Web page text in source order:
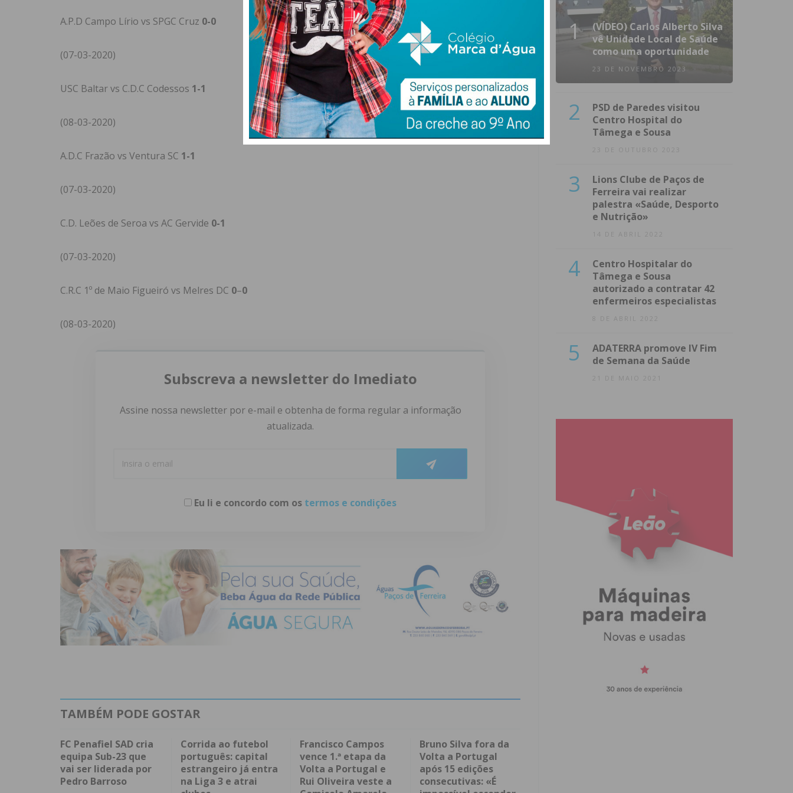
A.P.D Campo Lírio vs SPGC Cruz 0-0
(07-03-2020)
USC Baltar vs C.D.C Codessos 1-1
(08-03-2020)
A.D.C Frazão vs Ventura SC 1-1
(07-03-2020)
C.D. Leões de Seroa vs AC Gervide 0-1
(07-03-2020)
C.R.C 1º de Maio Figueiró vs Melres DC 0–0
(08-03-2020)
Subscreva a newsletter do Imediato
Assine nossa newsletter por e-mail e obtenha de forma regular a informação
atualizada.
Eu li e concordo com os termos e condições
TAMBÉM PODE GOSTAR
FC Penafiel SAD cria
equipa Sub-23 que
vai ser liderada por
Pedro Barroso
Corrida ao futebol
português: capital
estrangeiro já entra
na Liga 3 e atrai
Francisco Campos
vence 1.ª etapa da
Volta a Portugal e
Rui Oliveira veste a
Bruno Silva fora da
Volta a Portugal
após 15 edições
consecutivas: «É
1
(VÍDEO) Carlos Alberto Silva
vê Unidade Local de Saúde
como uma oportunidade
23 DE NOVEMBRO 2023
2
PSD de Paredes visitou
Centro Hospital do
Tâmega e Sousa
23 DE OUTUBRO 2023
3
Lions Clube de Paços de
Ferreira vai realizar
palestra «Saúde, Desporto
e Nutrição»
14 DE ABRIL 2022
4
Centro Hospitalar do
Tâmega e Sousa
autorizado a contratar 42
enfermeiros especialistas
8 DE ABRIL 2022
5
ADATERRA promove IV Fim
de Semana da Saúde
21 DE MAIO 2021